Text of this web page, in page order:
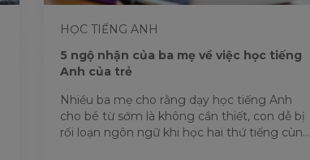
HỌC TIẾNG ANH
5 ngộ nhận của ba mẹ về việc học tiếng
Anh của trẻ
Nhiều ba mẹ cho rằng dạy học tiếng Anh
cho bé từ sớm là không cần thiết, con dễ bị
rối loạn ngôn ngữ khi học hai thứ tiếng cùng